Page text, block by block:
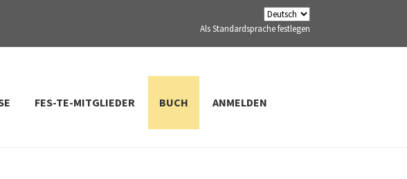
Als Standardsprache festlegen
FES-TE-MITGLIEDER BUCH ANMELDEN